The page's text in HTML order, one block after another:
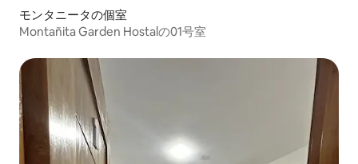
モンタニータの個室
Montañita Garden Hostalの01号室